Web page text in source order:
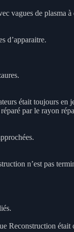
vagues de plasma
d’apparaitre.
était toujours en
par le rayon
n’est pas
Reconstruction était